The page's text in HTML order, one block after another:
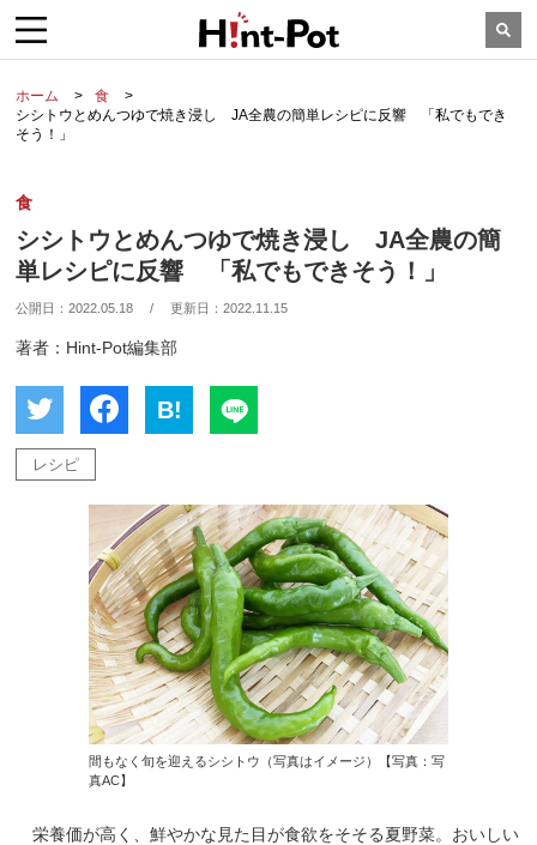
ホーム
食
シシトウとめんつゆで焼き浸し JA全農の簡単レシピに反響 「私でもでき
そう！」
食
シシトウとめんつゆで焼き浸し JA全農の簡
単レシピに反響 「私でもできそう！」
公開日：2022.05.18 / 更新日：2022.11.15
著者：Hint-Pot編集部
B!
レシピ
間もなく旬を迎えるシシトウ（写真はイメージ）【写真：写
真AC】
栄養価が高く、鮮やかな見た目が食欲をそそる夏野菜。おいしい